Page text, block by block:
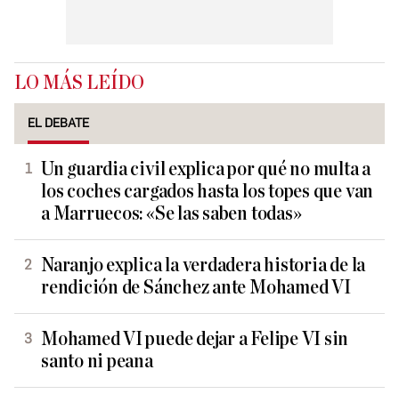
LO MÁS LEÍDO
EL DEBATE
Un guardia civil explica por qué no multa a
los coches cargados hasta los topes que van
a Marruecos: «Se las saben todas»
Naranjo explica la verdadera historia de la
rendición de Sánchez ante Mohamed VI
Mohamed VI puede dejar a Felipe VI sin
santo ni peana